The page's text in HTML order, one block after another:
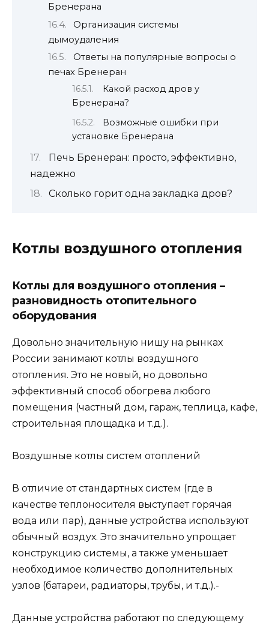
Бренерана
Организация системы
дымоудаления
Ответы на популярные вопросы о
печах Бренеран
Какой расход дров у
Бренерана?
Возможные ошибки при
установке Бренерана
Печь Бренеран: просто, эффективно,
надежно
Сколько горит одна закладка дров?
Котлы воздушного отопления
Котлы для воздушного отопления –
разновидность отопительного
оборудования
Довольно значительную нишу на рынках
России занимают котлы воздушного
отопления. Это не новый, но довольно
эффективный способ обогрева любого
помещения (частный дом, гараж, теплица, кафе,
строительная площадка и т.д.).
Воздушные котлы систем отоплений
В отличие от стандартных систем (где в
качестве теплоносителя выступает горячая
вода или пар), данные устройства используют
обычный воздух. Это значительно упрощает
конструкцию системы, а также уменьшает
необходимое количество дополнительных
узлов (батареи, радиаторы, трубы, и т.д.).-
Данные устройства работают по следующему